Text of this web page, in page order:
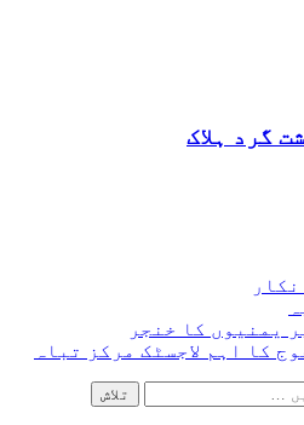
یمنیوں کا خنجر
کا اہم لاجسٹک مرکز تباہ